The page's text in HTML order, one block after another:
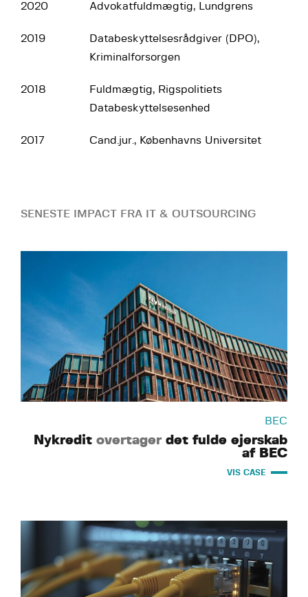
2020 Advokatfuldmægtig, Lundgrens
2019
Databeskyttelsesrådgiver (DPO),
Kriminalforsorgen
2018
Fuldmægtig, Rigspolitiets
Databeskyttelsesenhed
2017 Cand.jur., Københavns Universitet
SENESTE IMPACT FRA IT & OUTSOURCING
BEC
Nykredit overtagerdet fulde ejerskab
af BEC
VIS CASE